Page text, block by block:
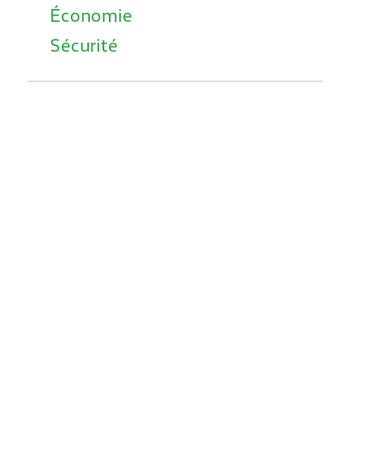
Économie
Sécurité